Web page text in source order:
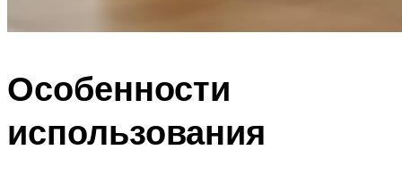
Особенности
использования